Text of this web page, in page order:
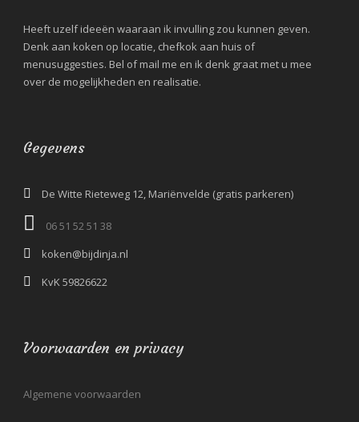
Heeft uzelf ideeën waaraan ik invulling zou kunnen geven.
Denk aan koken op locatie, chefkok aan huis of
menusuggesties. Bel of mail me en ik denk graat met u mee
over de mogelijkheden en realisatie.
Gegevens
De Witte Rieteweg 12, Mariënvelde (gratis parkeren)
06 51 52 51 38‬
koken@bijdinja.nl
KvK 59826622
Voorwaarden en privacy
Algemene voorwaarden